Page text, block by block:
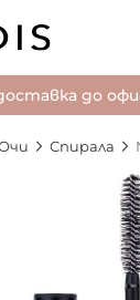
до
Спирала